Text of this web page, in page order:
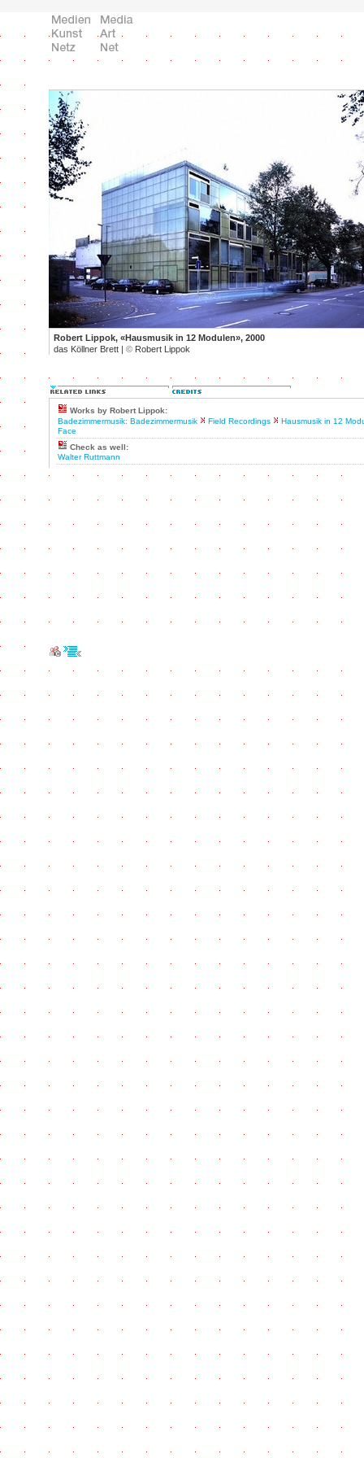
Robert Lippok, «Hausmusik in 12 Modulen», 2000
das Köllner Brett | © Robert Lippok
Works by Robert Lippok:
Badezimmermusik: Badezimmermusik
Field Recordings
Hausmusik in 12
Face
Check as well:
Walter Ruttmann